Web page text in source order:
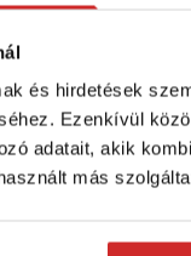
és hirdetések
Ezenkívül
adatait, akik
más
SELECT Karos lezáró
Méret (mm): 86 mm
Magasság: 15 mm